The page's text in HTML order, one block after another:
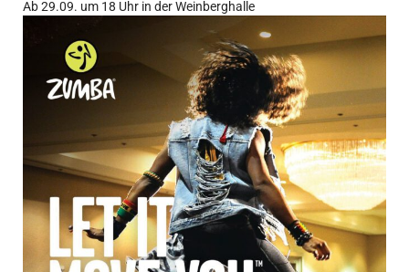
Ab 29.09. um 18 Uhr in der Weinberghalle